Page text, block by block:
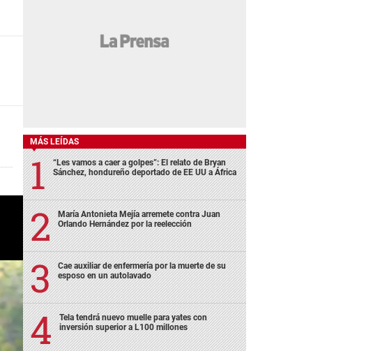
MÁS LEÍDAS
“Les vamos a caer a golpes”: El relato de Bryan
Sánchez, hondureño deportado de EE UU a África
María Antonieta Mejía arremete contra Juan
Orlando Hernández por la reelección
Cae auxiliar de enfermería por la muerte de su
esposo en un autolavado
Tela tendrá nuevo muelle para yates con
inversión superior a L100 millones